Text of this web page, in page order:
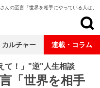
んの至言「世界を相手にやっている人は、
て！」"逆"人生相談
「世界を相手
カルチャー 連載・コラム